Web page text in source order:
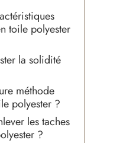
toile polyester
la solidité
méthode
polyester ?
les taches
?